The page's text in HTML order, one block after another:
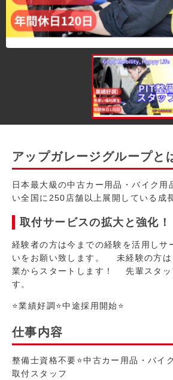
アップガレージグループと
日本最大級の中古カー用品・バイク用
い全国に250店舗以上展開している成
取付サービスの拡大と強化
経験者の方は今までの経験を活用しサ
いをお願い致します。 未経験の方は
業からスタートします！ 先輩スタッ
す。
⭐業績好調⭐中途採用開始⭐
仕事内容
整備士資格不要⭐中古カー用品・バイ
取付スタッフ